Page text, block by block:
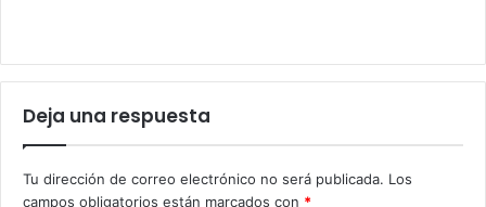
Deja una respuesta
Tu dirección de correo electrónico no será publicada. Los
campos obligatorios están marcados con *